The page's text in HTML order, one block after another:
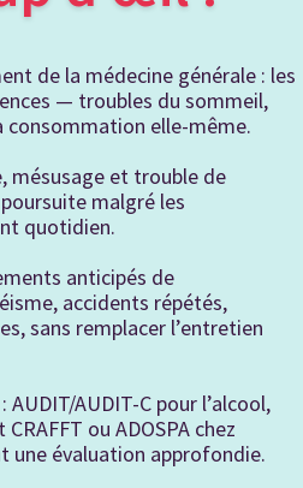
de la médecine générale : les
— troubles du sommeil,
consommation elle-même.
mésusage et trouble de
malgré les
quotidien.
anticipés de
accidents répétés,
sans remplacer l’entretien
AUDIT-C pour l’alcool,
ou ADOSPA chez
une évaluation approfondie.